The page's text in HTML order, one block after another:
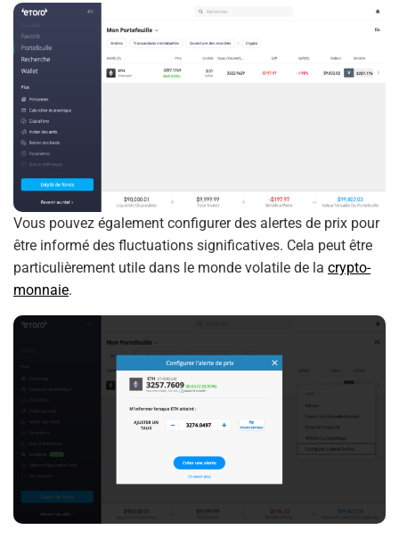
Vous pouvez également configurer des alertes de prix pour
être informé des fluctuations significatives. Cela peut être
particulièrement utile dans le monde volatile de la crypto-
monnaie.